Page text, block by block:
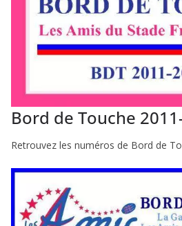
Bord de Touche
Retrouvez les numéros de Bord de